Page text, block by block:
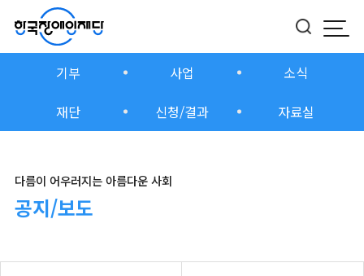
모
버튼
기부 사업
소식
재단
신청/결과 자료실
다름이 어우러지는 아름다운 사회
공지/보도